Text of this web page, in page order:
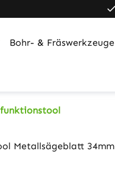
Bohr- & Fräswerkzeuge